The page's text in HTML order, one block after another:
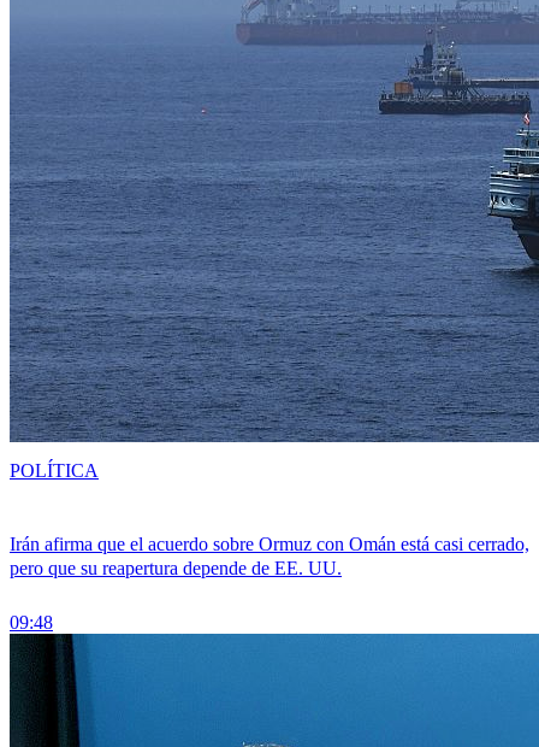
Irán afirma que el acuerdo sobre Ormuz con Omán está casi cerrado,
pero que su reapertura depende de EE. UU.
09:48
POLÍTICA